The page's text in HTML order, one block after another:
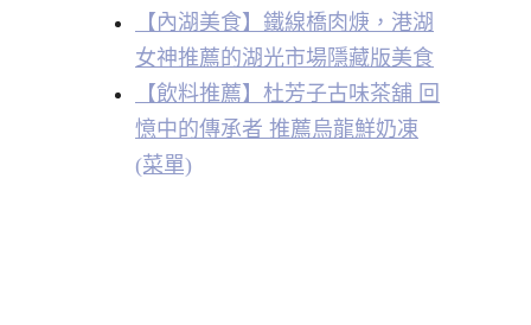
【內湖美食】鐵線橋肉焿，港湖
女神推薦的湖光市場隱藏版美食
【飲料推薦】杜芳子古味茶舖 回
憶中的傳承者 推薦烏龍鮮奶凍
(菜單)